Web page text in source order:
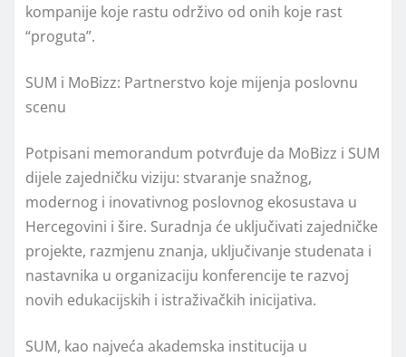
kompanije koje rastu održivo od onih koje rast
“proguta”.
SUM i MoBizz: Partnerstvo koje mijenja poslovnu
scenu
Potpisani memorandum potvrđuje da MoBizz i SUM
dijele zajedničku viziju: stvaranje snažnog,
modernog i inovativnog poslovnog ekosustava u
Hercegovini i šire. Suradnja će uključivati zajedničke
projekte, razmjenu znanja, uključivanje studenata i
nastavnika u organizaciju konferencije te razvoj
novih edukacijskih i istraživačkih inicijativa.
SUM, kao najveća akademska institucija u